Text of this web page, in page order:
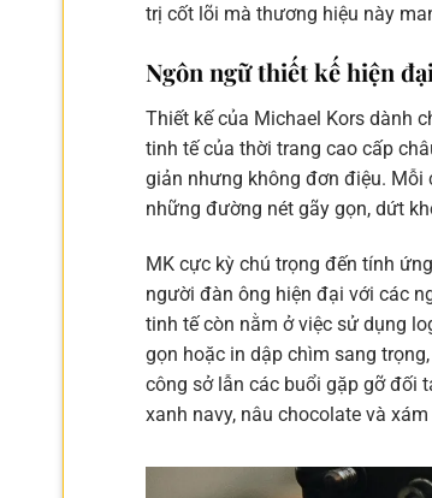
trị cốt lõi mà thương hiệu này
Ngôn ngữ thiết kế hiện
Thiết kế của Michael Kors dành
tinh tế của thời trang cao cấp
giản nhưng không đơn điệu. Mỗi
những đường nét gãy gọn, dứt
MK cực kỳ chú trọng đến tính
người đàn ông hiện đại với các
tinh tế còn nằm ở việc sử dụng
gọn hoặc in dập chìm sang
công sở lẫn các buổi gặp gỡ đối
xanh navy, nâu chocolate và